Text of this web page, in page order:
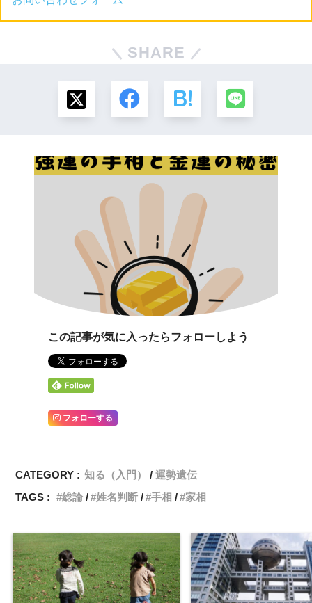
SHARE
この記事が気に入ったらフォローしよう
フォローする
CATEGORY : 知る（入門）
運勢遺伝
TAGS :
総論 姓名判断 手相 家相